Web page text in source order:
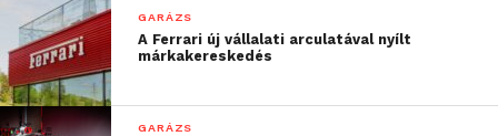
GARÁZS
A Ferrari új vállalati arculatával nyílt
márkakereskedés
GARÁZS